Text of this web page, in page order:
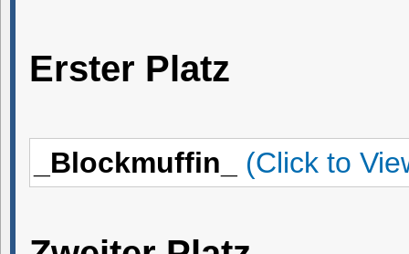
Erster Platz
_Blockmuffin_ (Click to